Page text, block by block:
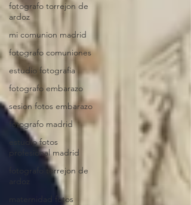
fotografo torrejon de
ardoz
mi comunion madrid
fotografo comuniones
estudio fotografia
fotografo embarazo
sesion fotos embarazo
fotografo madrid
estudio fotos
profesional madrid
fotografo torrejon de
ardoz
maternidad fotos